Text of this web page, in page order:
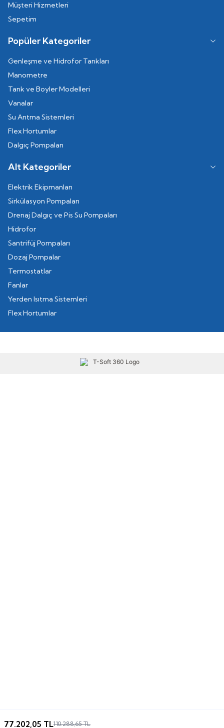
77.202,05 TL110.288,65TL
Müşteri Hizmetleri
Sepetim
Popüler Kategoriler
Genleşme ve Hidrofor Tankları
Manometre
Tank ve Boyler Modelleri
Vanalar
Su Arıtma Sistemleri
Flex Hortumlar
Dalgıç Pompaları
Alt Kategoriler
Elektrik Ekipmanları
Sirkülasyon Pompaları
Drenaj Dalgıç ve Pis Su Pompaları
Hidrofor
Santrifüj Pompaları
Dozaj Pompalar
Termostatlar
Fanlar
Yerden Isıtma Sistemleri
Flex Hortumlar